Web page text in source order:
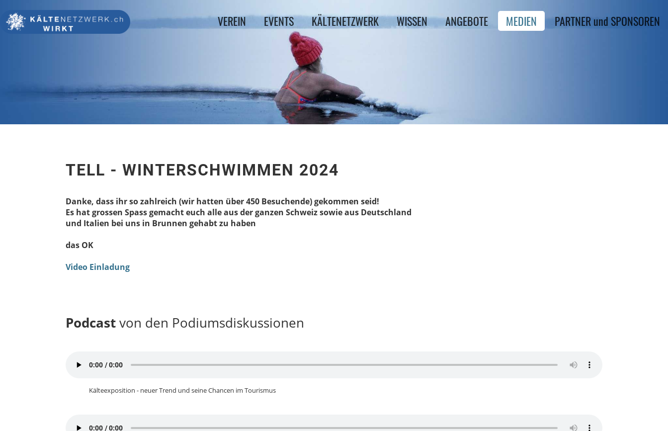
VEREIN EVENTS KÄLTENETZWERK WISSEN ANGEBOTE MEDIEN PARTNER und SPONSOREN
TELL - WINTERSCHWIMMEN 2024
Danke, dass ihr so zahlreich (wir hatten über 450 Besuchende) gekommen seid!
Es hat grossen Spass gemacht euch alle aus der ganzen Schweiz sowie aus Deutschland
und Italien bei uns in Brunnen gehabt zu haben
das OK
Video Einladung
Podcast von den Podiumsdiskussionen
Kälteexposition - neuer Trend und seine Chancen im Tourismus